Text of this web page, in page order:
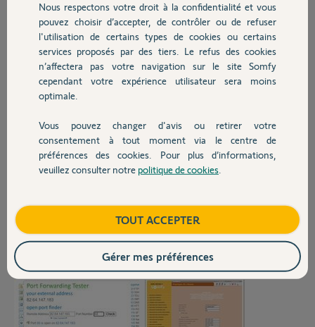
Chauffage
Autres produits
Devis avec un pro
Contact
full-stack, tout réinitialisé, et ouvert les ports 80 et 433, mais toujours
impossible d'utiliser mon application...
"connexion impossible aux hôtes 192.168.1.231 et alarmesomfy.net;
Vérifiez les réglages des ports de votre box modem ADSL."
Un grand merci d'avance pour l'aide que vous pourrez m'apporter!!!
Merci,
Nous respectons votre droit à la confidentialité et vous
pouvez choisir d’accepter, de contrôler ou de refuser
l'utilisation de certains types de cookies ou certains
services proposés par des tiers. Le refus des cookies
n’affectera pas votre navigation sur le site Somfy
cependant votre expérience utilisateur sera moins
optimale.
Vous pouvez changer d'avis ou retirer votre
consentement à tout moment via le centre de
préférences des cookies. Pour plus d’informations,
veuillez consulter notre politique de cookies
TOUT ACCEPTER
Gérer mes préférences